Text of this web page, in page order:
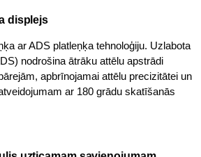
displejs
ar ADS platleņķa tehnoloģiju. Uzlabota
nodrošina ātrāku attēlu apstrādi
apbrīnojamai attēlu precizitātei un
ar 180 grādu skatīšanās